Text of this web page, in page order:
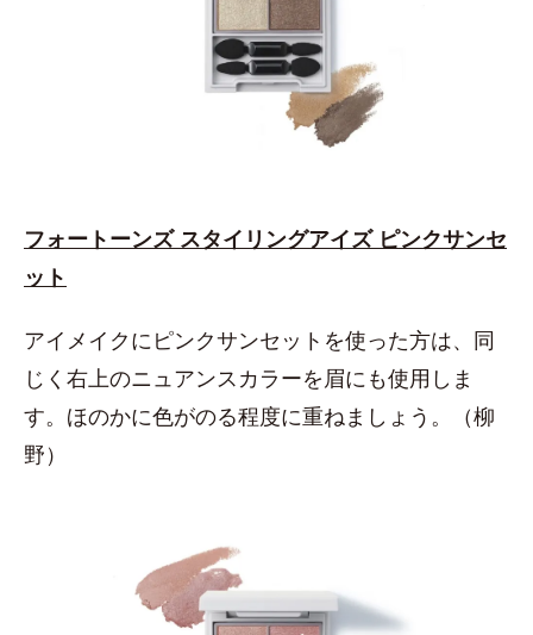
フォートーンズ スタイリングアイズ ピンクサンセ
ット
アイメイクにピンクサンセットを使った方は、同
じく右上のニュアンスカラーを眉にも使用しま
す。ほのかに色がのる程度に重ねましょう。（柳
野）